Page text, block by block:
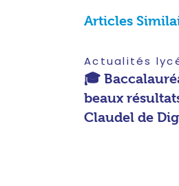
Articles
Actualités
🎓
beaux
Claudel de